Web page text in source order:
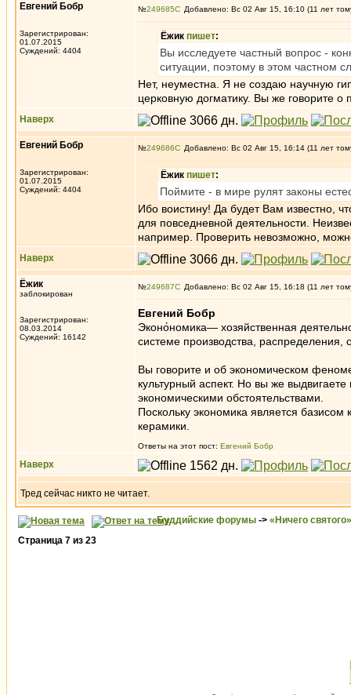
Евгений Бобр
Зарегистрирован:
01.07.2015
Суждений: 4404
№249685 Добавлено: Вс 02 Авг 15, 16:10 (11 лет
Ёжик пишет:
Вы исследуете частный вопрос -
ситуации, поэтому в этом частном
Нет, неуместна. Я не создаю научную
церковную догматику. Вы же говорите
Наверх
Евгений Бобр
Зарегистрирован:
01.07.2015
Суждений: 4404
№249686 Добавлено: Вс 02 Авг 15, 16:14 (11 лет
Ёжик пишет:
Поймите - в мире рулят законы
Ибо воистину! Да будет Вам известно,
для повседневной деятельности.
например. Проверить невозможно,
Наверх
Ёжик
заблокирован
Зарегистрирован:
08.03.2014
Суждений: 16142
№249687 Добавлено: Вс 02 Авг 15, 16:18 (11 лет
Евгений Бобр
Эконо́номика— хозяйственная
системе производства, распределения,
Вы говорите и об экономическом
культурный аспект. Но вы же
экономическими обстоятельствами.
Поскольку экономика является базисом
керамики.
Ответы на этот пост: Евгений Бобр
Наверх
Тред сейчас никто не читает.
Буддийские форумы -> «Ничего святого»
Страница 7 из 23